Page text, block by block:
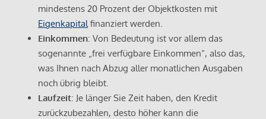
mindestens 20 Prozent der Objektkosten mit
Eigenkapital finanziert werden.
Einkommen: Von Bedeutung ist vor allem das
sogenannte „frei verfügbare Einkommen“, also das,
was Ihnen nach Abzug aller monatlichen Ausgaben
noch übrig bleibt.
Laufzeit: Je länger Sie Zeit haben, den Kredit
zurückzubezahlen, desto höher kann die